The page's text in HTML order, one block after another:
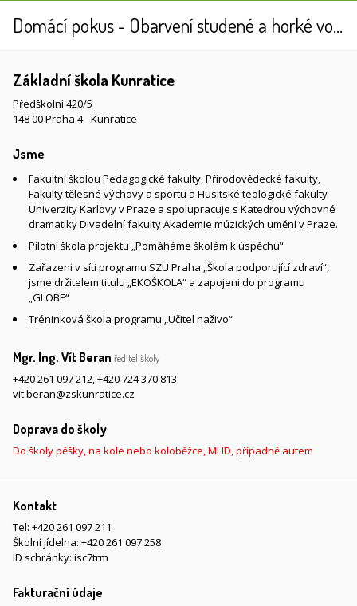
Domácí pokus - Obarvení studené a horké vody čajem
Základní škola Kunratice
Předškolní 420/5
148 00 Praha 4 - Kunratice
Jsme
Fakultní školou Pedagogické fakulty, Přírodovědecké fakulty,
Fakulty tělesné výchovy a sportu a Husitské teologické fakulty
Univerzity Karlovy v Praze a spolupracuje s Katedrou výchovné
dramatiky Divadelní fakulty Akademie múzických umění v Praze.
Pilotní škola projektu „Pomáháme školám k úspěchu“
Zařazeni v síti programu SZU Praha „Škola podporující zdraví“,
jsme držitelem titulu „EKOŠKOLA“ a zapojeni do programu
„GLOBE“
Tréninková škola programu „Učitel naživo“
Mgr. Ing. Vít Beran ředitel školy
+420 261 097 212,+420 724 370 813
vit.beran@zskunratice.cz
Doprava do školy
Do školy pěšky, na kole nebo koloběžce, MHD, případně autem
Kontakt
Tel: +420 261 097 211
Školní jídelna: +420 261 097 258
ID schránky: isc7trm
Fakturační údaje